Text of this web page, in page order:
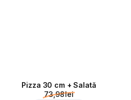
Pizza 30 cm + Salată
73,98 lei